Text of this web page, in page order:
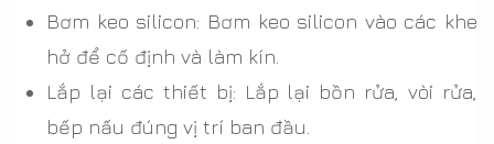
Bơm keo silicon: Bơm keo silicon vào các khe
hở để cố định và làm kín.
Lắp lại các thiết bị: Lắp lại bồn rửa, vòi rửa,
bếp nấu đúng vị trí ban đầu.